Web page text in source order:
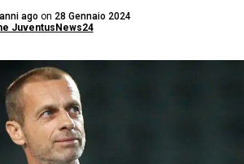
ago on 28 Gennaio 2024
JuventusNews24